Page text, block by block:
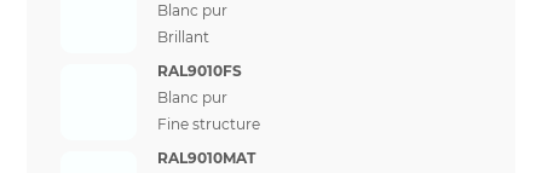
Blanc pur
Brillant
RAL9010FS
Blanc pur
Fine structure
RAL9010MAT